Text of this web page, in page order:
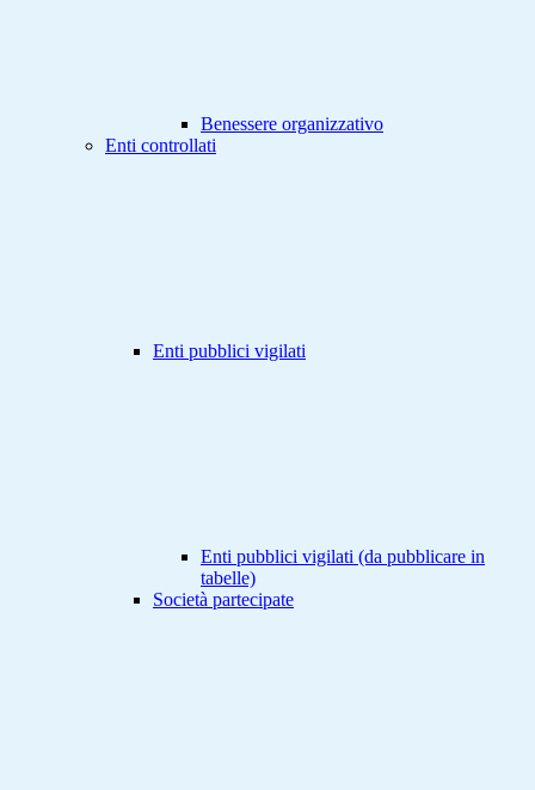
Benessere organizzativo
Enti controllati
Enti pubblici vigilati
Enti pubblici vigilati (da pubblicare in
tabelle)
Società partecipate